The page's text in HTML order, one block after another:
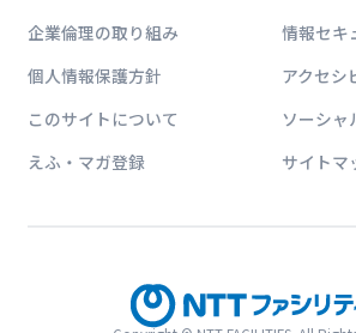
企業倫理の取り組み
情報セキ
個人情報保護方針
アクセシ
このサイトについて
ソーシャ
えふ・マガ登録
サイトマ